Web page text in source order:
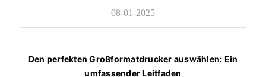
08-01-2025
Den perfekten Großformatdrucker auswählen: Ein
umfassender Leitfaden